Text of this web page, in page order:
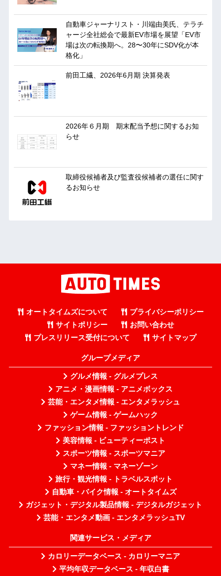
自動車ジャーナリスト・川端由美氏、テラチ
ャージ全社総会で最新EV市場を展望「EV市
場は次の転換期へ。28〜30年にSDV化が本
格化」
前田工繊、2026年6月期 決算発表
2026年６月期 期末配当予想に関するお知
らせ
取締役候補者及び監査役候補者の選任に関す
るお知らせ
オートタイムズについて
プライバシーポリシー
サイトポリシー
お問い合わせ
プレスリリース受付について
サイトマップ
グループメディア
グルメ情報 - グルメプレス
アニメ・漫画情報 - アニメボックス
芸能・エンタメ情報 - エンタメラッシュ
ゲーム情報 - ゲームハック
ファッション情報 - ファッショントレンド
美容情報 - ビューティーポスト
スポーツ情報 - スポーツマニア
マネー情報 - マネーゾーン
旅行・観光情報 - トラベルスポット
自動車・バイク情報 - オートタイムズ
ガジェット・デジタル製品情報 - デジタルガジェット
芸能・エンタメ動画 - エンタメラッシュTV
関連サービス・メディア
カロリーデータベース - カロリーマニア
平均年収データベース - 年収白書